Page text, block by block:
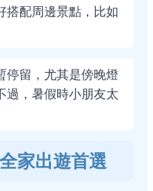
搭配周邊景點，比如
停留，尤其是傍晚燈
過，暑假時小朋友太
家出遊首選